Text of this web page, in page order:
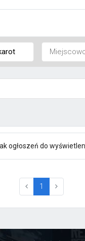
ogłoszeń do
1 (current)